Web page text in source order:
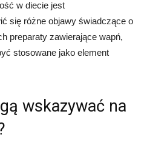
w diecie jest
się różne objawy świadczące o
preparaty zawierające wapń,
stosowane jako element
wskazywać na